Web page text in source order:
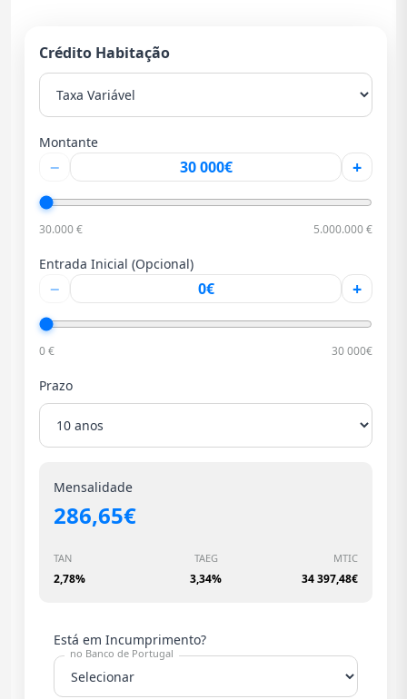
Crédito Habitação
Montante
− +
30.000 € 5.000.000 €
Entrada Inicial (Opcional)
− +
0 € 30 000€
Prazo
Mensalidade
286,65€
TAN
2,78%
TAEG
3,34%
MTIC
34 397,48€
Está em Incumprimento?
no Banco de Portugal